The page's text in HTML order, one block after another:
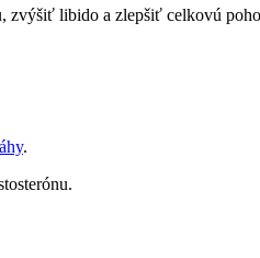
zvýšiť libido a zlepšiť celkovú
.